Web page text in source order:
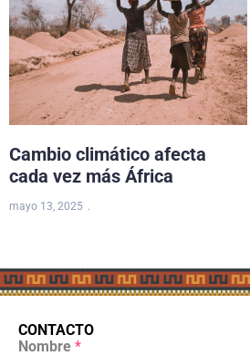
Cambio climático afecta
cada vez más África
mayo 13, 2025
CONTACTO
Nombre *